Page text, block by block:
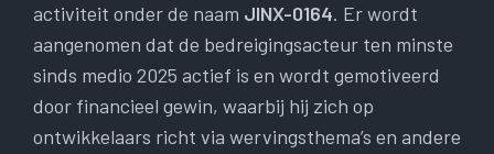
activiteit onder de naam JINX-0164. Er wordt
aangenomen dat de bedreigingsacteur ten minste
sinds medio 2025 actief is en wordt gemotiveerd
door financieel gewin, waarbij hij zich op
ontwikkelaars richt via wervingsthema’s en andere